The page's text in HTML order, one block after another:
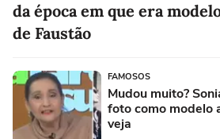
da época em que era
de Faustão
FAMOSOS
Mudou muito?
foto como modelo
veja